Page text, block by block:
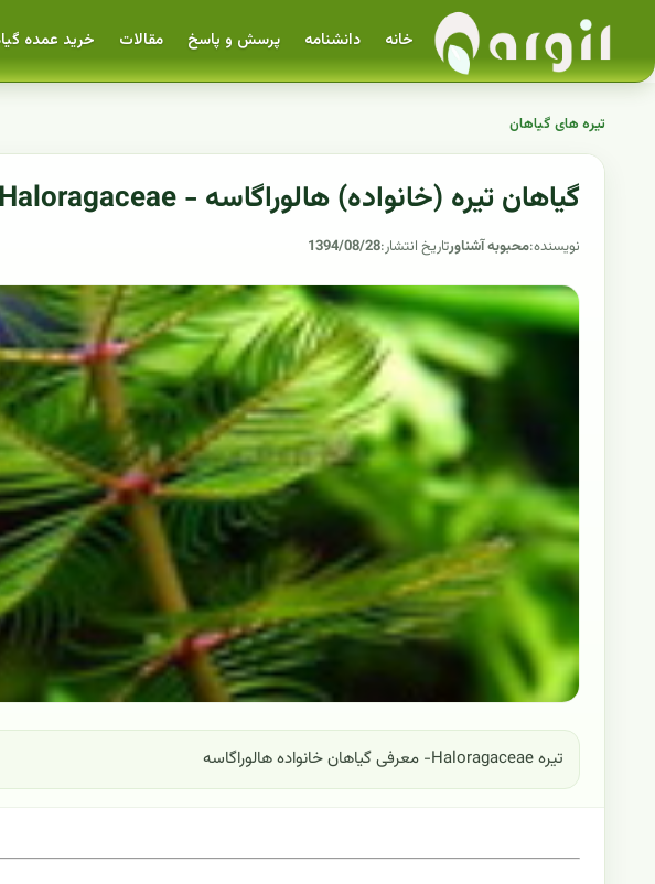
خانه دانشنامه پرسش و پاسخ مقالات خرید عمده
تیره های گیاهان
گیاهان تیره (خانواده) هالوراگاسه - Haloragaceae
نویسنده:محبوبه آشناورتاریخ انتشار:1394/08/28
تیره Haloragaceae- معرفی گیاهان خانواده هالوراگاسه